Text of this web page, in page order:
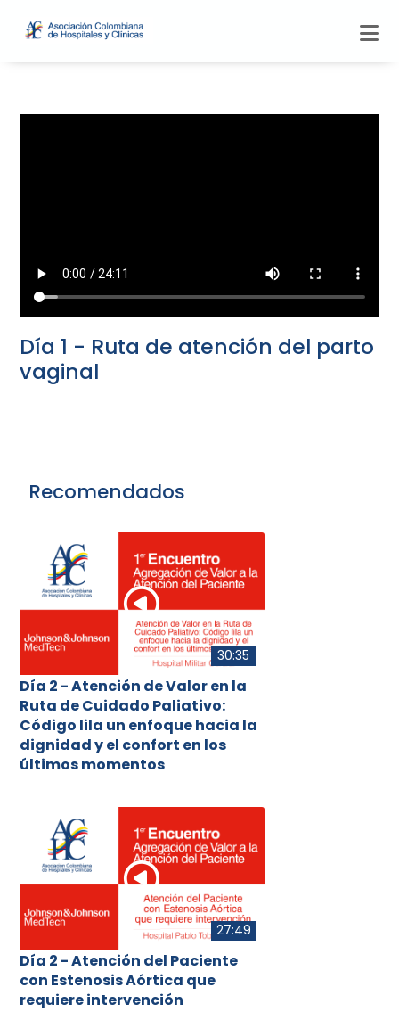
Día 1 - Ruta de atención del parto
vaginal
Recomendados
30:35
Día 2 - Atención de Valor en la
Ruta de Cuidado Paliativo:
Código lila un enfoque hacia la
dignidad y el confort en los
últimos momentos
27:49
Día 2 - Atención del Paciente
con Estenosis Aórtica que
requiere intervención